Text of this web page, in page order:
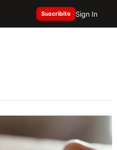
Suscribite Sign In